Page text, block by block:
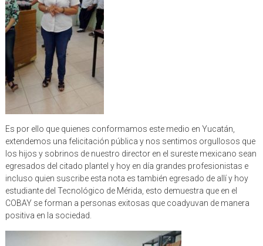
Es por ello que quienes conformamos este medio en Yucatán,
extendemos una felicitación pública y nos sentimos orgullosos que
los hijos y sobrinos de nuestro director en el sureste mexicano sean
egresados del citado plantel y hoy en día grandes profesionistas e
incluso quien suscribe esta nota es también egresado de allí y hoy
estudiante del Tecnológico de Mérida, esto demuestra que en el
COBAY se forman a personas exitosas que coadyuvan de manera
positiva en la sociedad.